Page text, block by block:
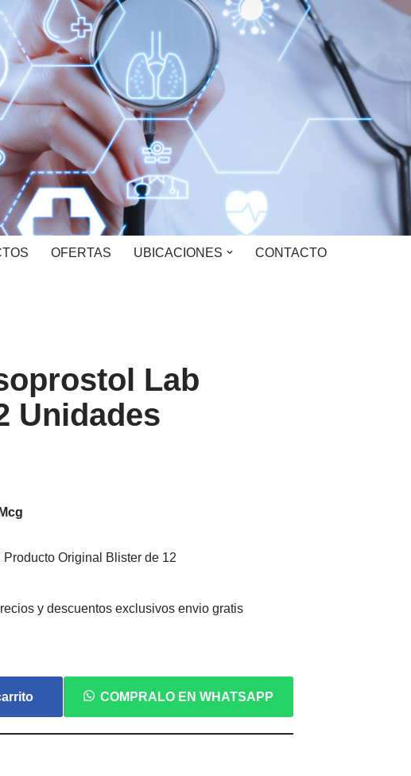
OFERTAS UBICACIONES CONTACTO
Lab
Unidades
Producto Original Blister de 12
y descuentos exclusivos envio gratis
COMPRALO EN WHATSAPP